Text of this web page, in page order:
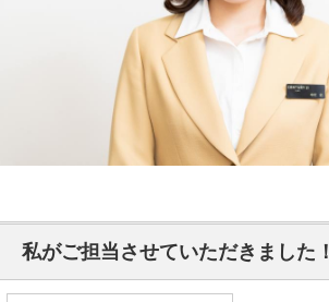
私がご担当させていただきました！